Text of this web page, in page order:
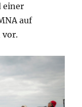
einer
auf
vor.